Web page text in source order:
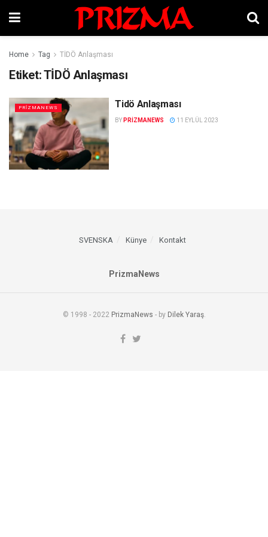
Home Tag TİDÖ Anlaşması
Etiket:TİDÖ Anlaşması
PRIZMANEWS Tidö Anlaşması
BY PRIZMANEWS 11 EYLÜL 2023
SVENSKA Künye Kontakt
PrizmaNews
© 1998 - 2022 PrizmaNews - by Dilek Yaraş.